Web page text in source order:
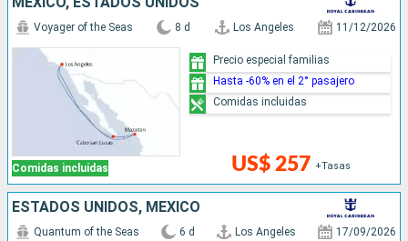
Comidas incluidas
Voyager of the Seas 8 d Los Angeles 11/12/2026
US$ 257 +Tasas
Precio especial familias
Hasta -60% en el 2° pasajero
Comidas incluidas
ESTADOS UNIDOS, MÉXICO
Quantum of the Seas 6 d Los Angeles 17/09/2026